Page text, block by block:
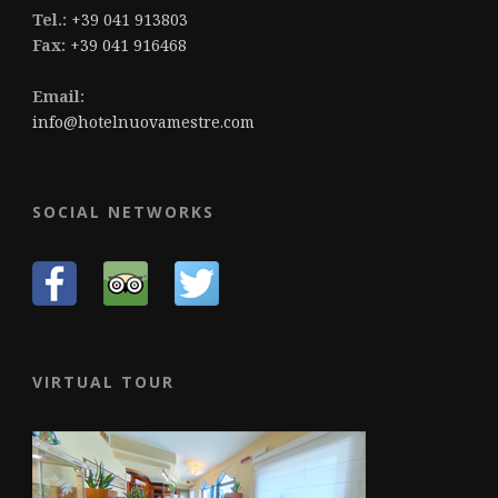
Tel.: +39 041 913803
Fax: +39 041 916468
Email:
info@hotelnuovamestre.com
SOCIAL NETWORKS
VIRTUAL TOUR